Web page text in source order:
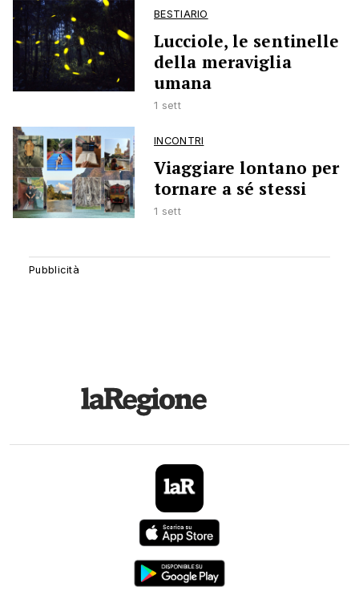
BESTIARIO
Lucciole, le sentinelle
della meraviglia
umana
1 sett
INCONTRI
Viaggiare lontano per
tornare a sé stessi
1 sett